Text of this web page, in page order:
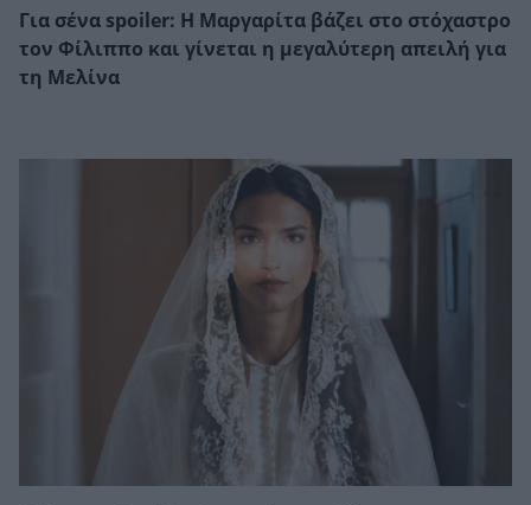
Για σένα spoiler: Η Μαργαρίτα βάζει στο στόχαστρο
τον Φίλιππο και γίνεται η μεγαλύτερη απειλή για
τη Μελίνα